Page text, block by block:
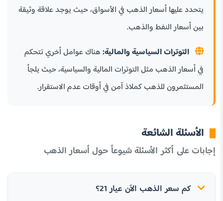
يتحدد عليها أسعار الذهب في الأسواق، حيث يوجد علاقة وثيقة
بين أسعار النفط والذهب.
التوترات السياسية والمالية:هناك عوامل أخري تتحكم
في أسعار الذهب مثل التوترات المالية والسياسية، حيث يلجأ
المستثمرون للذهب كملاذ آمن في أوقات عدم الاستقرار.
الأسئلة الشائعة
إجابات على أكثر الأسئلة شيوعاً حول أسعار الذهب
كم سعر الذهب الآن عيار 21؟